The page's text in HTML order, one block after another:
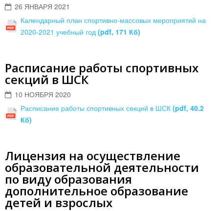
26 ЯНВАРЯ 2021
Календарный план спортивно-массовых мероприятий на
2020-2021 учебный год (pdf, 171 Кб)
Расписание работы спортивных
секций в ШСК
10 НОЯБРЯ 2020
Расписание работы спортивных секций в ШСК (pdf, 40.2
Кб)
Лицензия на осуществление
образовательной деятельности
по виду образования
дополнительное образование
детей и взрослых